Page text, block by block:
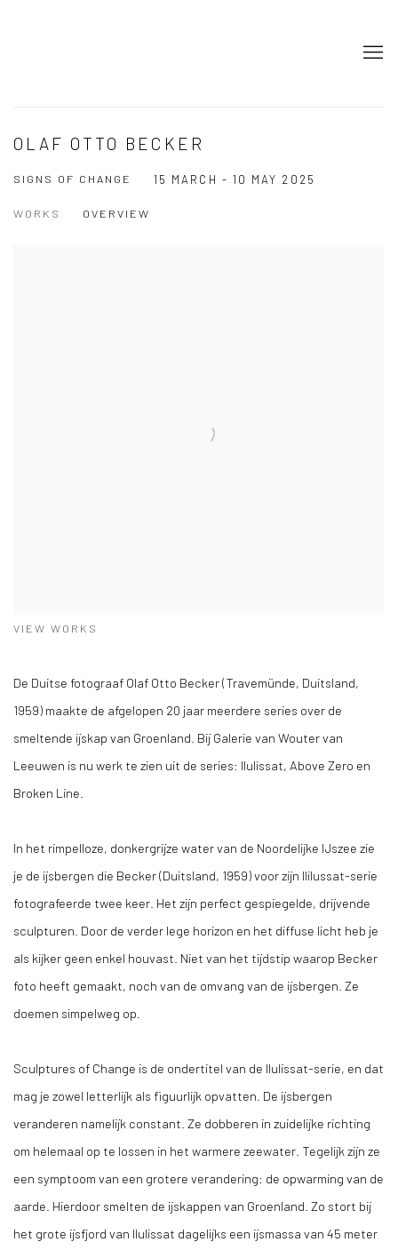
OLAF OTTO BECKER
SIGNS OF CHANGE 15 MARCH - 10 MAY 2025
WORKS OVERVIEW
VIEW WORKS
De Duitse fotograaf Olaf Otto Becker (Travemünde, Duitsland,
1959) maakte de afgelopen 20 jaar meerdere series over de
smeltende ijskap van Groenland. Bij Galerie van Wouter van
Leeuwen is nu werk te zien uit de series: Ilulissat, Above Zero en
Broken Line.
In het rimpelloze, donkergrijze water van de Noordelijke IJszee zie
je de ijsbergen die Becker (Duitsland, 1959) voor zijn Ililussat-serie
fotografeerde twee keer. Het zijn perfect gespiegelde, drijvende
sculpturen. Door de verder lege horizon en het diffuse licht heb je
als kijker geen enkel houvast. Niet van het tijdstip waarop Becker
foto heeft gemaakt, noch van de omvang van de ijsbergen. Ze
doemen simpelweg op.
Sculptures of Change is de ondertitel van de Ilulissat-serie, en dat
mag je zowel letterlijk als figuurlijk opvatten. De ijsbergen
veranderen namelijk constant. Ze dobberen in zuidelijke richting
om helemaal op te lossen in het warmere zeewater. Tegelijk zijn ze
een symptoom van een grotere verandering: de opwarming van de
aarde. Hierdoor smelten de ijskappen van Groenland. Zo stort bij
het grote ijsfjord van Ilulissat dagelijks een ijsmassa van 45 meter